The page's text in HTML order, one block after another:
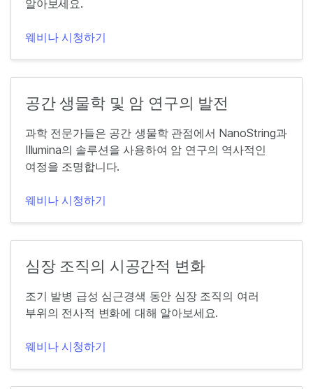
알아보세요.
웨비나 시청하기
공간 생물학 및 암 연구의 발전
과학 전문가들은 공간 생물학 관점에서 NanoString과
Illumina의 솔루션을 사용하여 암 연구의 역사적인
여정을 조명합니다.
웨비나 시청하기
심장 조직의 시공간적 변화
조기 발병 급성 심근경색 동안 심장 조직의 여러
부위의 전사적 변화에 대해 알아보세요.
웨비나 시청하기